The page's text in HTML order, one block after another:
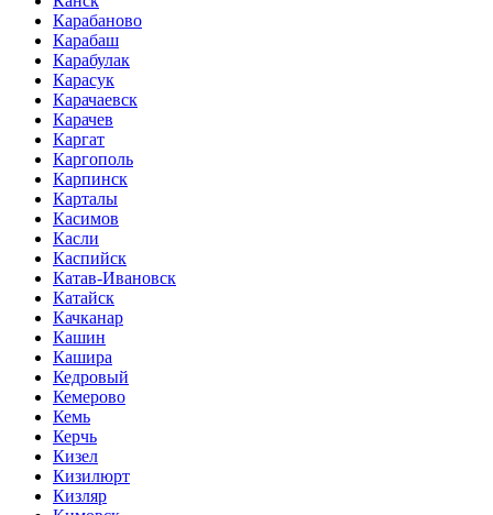
Карабаново
Карабаш
Карабулак
Карасук
Карачаевск
Карачев
Каргат
Каргополь
Карпинск
Карталы
Касимов
Касли
Каспийск
Катав-Ивановск
Катайск
Качканар
Кашин
Кашира
Кедровый
Кемерово
Кемь
Керчь
Кизел
Кизилюрт
Кизляр